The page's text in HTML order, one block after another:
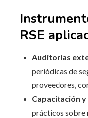
RSE
Auditorías
periódicas de
proveedores,
Capacitación
prácticos sobre